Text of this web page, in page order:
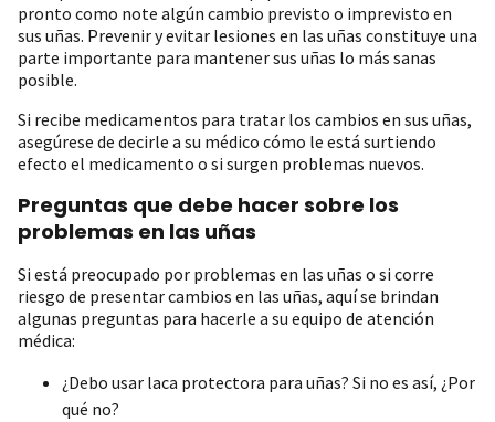
pronto como note algún cambio previsto o imprevisto en
sus uñas. Prevenir y evitar lesiones en las uñas constituye una
parte importante para mantener sus uñas lo más sanas
posible.
Si recibe medicamentos para tratar los cambios en sus uñas,
asegúrese de decirle a su médico cómo le está surtiendo
efecto el medicamento o si surgen problemas nuevos.
Preguntas que debe hacer sobre los
problemas en las uñas
Si está preocupado por problemas en las uñas o si corre
riesgo de presentar cambios en las uñas, aquí se brindan
algunas preguntas para hacerle a su equipo de atención
médica:
¿Debo usar laca protectora para uñas? Si no es así, ¿Por
qué no?